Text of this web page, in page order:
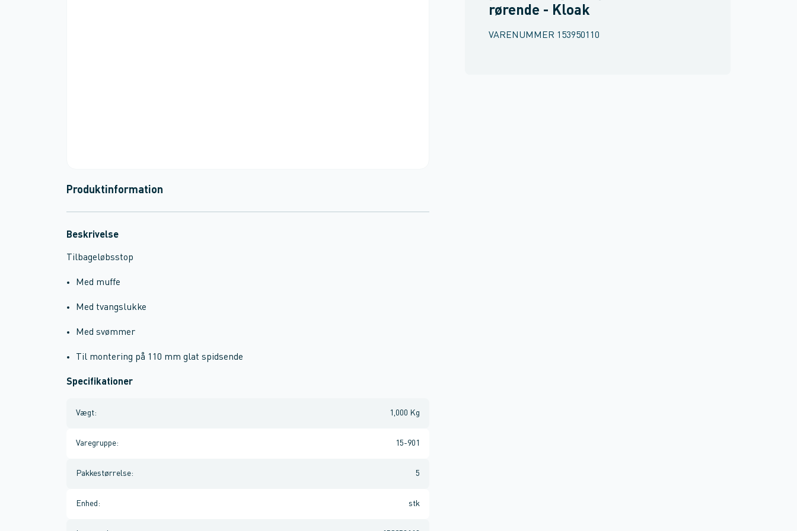
rørende - Kloak
VARENUMMER 153950110
Produktinformation
Beskrivelse
Tilbageløbsstop
Med muffe
Med tvangslukke
Med svømmer
Til montering på 110 mm glat spidsende
Specifikationer
Vægt: 1,000 Kg
Varegruppe: 15-901
Pakkestørrelse: 5
Enhed : stk